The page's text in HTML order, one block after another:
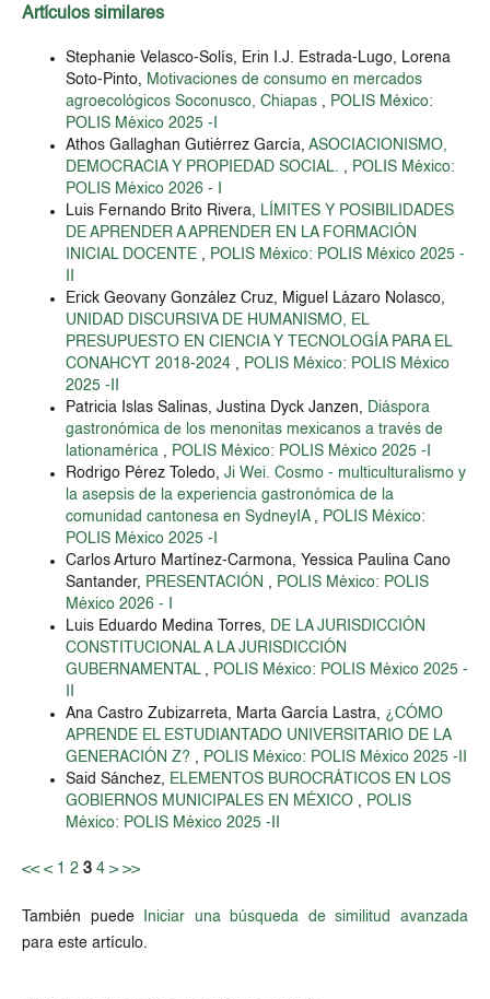
Artículos similares
Stephanie Velasco-Solís, Erin I.J. Estrada-Lugo, Lorena
Soto-Pinto, Motivaciones de consumo en mercados
agroecológicos Soconusco, Chiapas , POLIS México:
POLIS México 2025 -I
Athos Gallaghan Gutiérrez García, ASOCIACIONISMO,
DEMOCRACIA Y PROPIEDAD SOCIAL. , POLIS México:
POLIS México 2026 - I
Luis Fernando Brito Rivera, LÍMITES Y POSIBILIDADES
DE APRENDER A APRENDER EN LA FORMACIÓN
INICIAL DOCENTE , POLIS México: POLIS México 2025 -
Erick Geovany González Cruz, Miguel Lázaro Nolasco,
UNIDAD DISCURSIVA DE HUMANISMO, EL
PRESUPUESTO EN CIENCIA Y TECNOLOGÍA PARA EL
CONAHCYT 2018-2024 , POLIS México: POLIS México
2025 -II
Patricia Islas Salinas, Justina Dyck Janzen, Diáspora
gastronómica de los menonitas mexicanos a través de
lationamérica , POLIS México: POLIS México 2025 -I
Rodrigo Pérez Toledo, Ji Wei. Cosmo - multiculturalismo y
la asepsis de la experiencia gastronómica de la
comunidad cantonesa en SydneyIA , POLIS México:
POLIS México 2025 -I
Carlos Arturo Martínez-Carmona, Yessica Paulina Cano
Santander, PRESENTACIÓN , POLIS México: POLIS
México 2026 - I
Luis Eduardo Medina Torres, DE LA JURISDICCIÓN
CONSTITUCIONAL A LA JURISDICCIÓN
GUBERNAMENTAL , POLIS México: POLIS México 2025 -
Ana Castro Zubizarreta, Marta García Lastra, ¿CÓMO
APRENDE EL ESTUDIANTADO UNIVERSITARIO DE LA
GENERACIÓN Z? , POLIS México: POLIS México 2025 -II
Said Sánchez, ELEMENTOS BUROCRÁTICOS EN LOS
GOBIERNOS MUNICIPALES EN MÉXICO , POLIS
México: POLIS México 2025 -II
<< < 1 2 3 4 > >>
También puede
Iniciar una búsqueda de similitud avanzada
para este artículo.